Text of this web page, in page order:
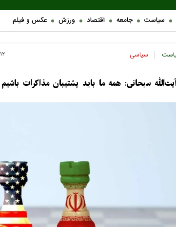
سیاست جامعه اقتصاد ورزش عکس و فیلم
سیاسی ۱۲ خرداد ۱۴۰۵ - ۱۴:۱۳
سبحانی: همه ما باید پشتیبان مذاکرات باشیم